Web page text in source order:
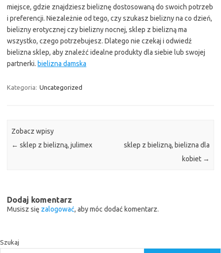
miejsce, gdzie znajdziesz bieliznę dostosowaną do swoich potrzeb
i preferencji. Niezależnie od tego, czy szukasz bielizny na co dzień,
bielizny erotycznej czy bielizny nocnej, sklep z bielizną ma
wszystko, czego potrzebujesz. Dlatego nie czekaj i odwiedź
bielizna sklep, aby znaleźć idealne produkty dla siebie lub swojej
partnerki. bielizna damska
Kategoria: Uncategorized
Zobacz wpisy
← sklep z bielizną, julimex
sklep z bielizną, bielizna dla
kobiet →
Dodaj komentarz
Musisz się zalogować, aby móc dodać komentarz.
Szukaj